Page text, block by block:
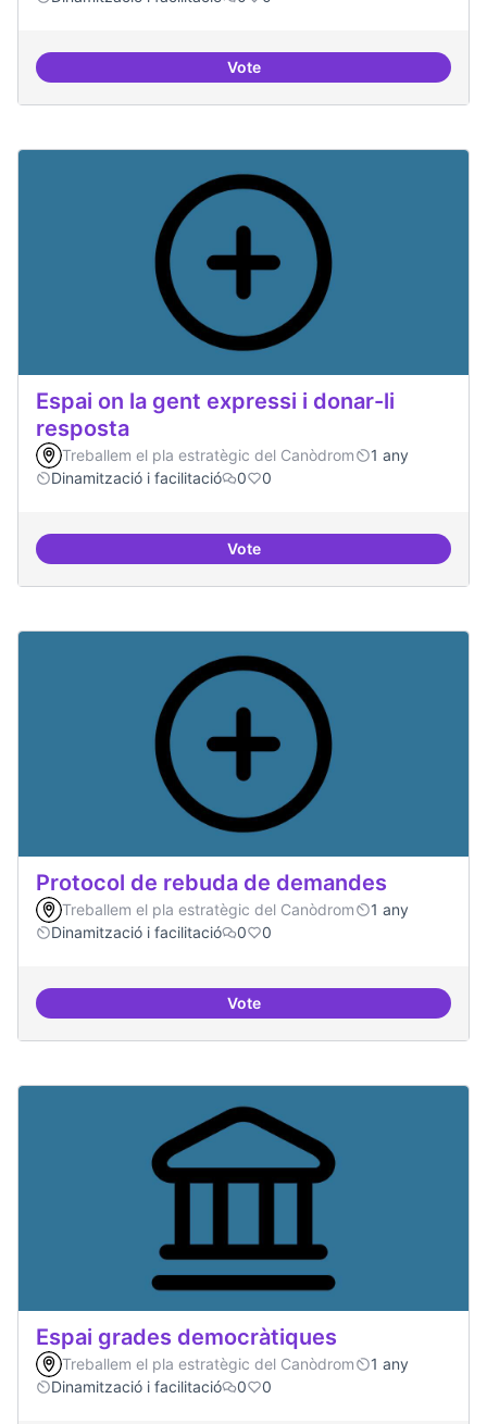
VoteTrobades democràtiques
Espai on la gent expressi i donar-li
resposta
Treballem el pla estratègic del Canòdrom
1 any
Dinamització i facilitació
0 0
VoteEspai on la gent expressi i
Protocol de rebuda de demandes
Treballem el pla estratègic del Canòdrom
1 any
Dinamització i facilitació
0 0
VoteProtocol de rebuda de demandes
Espai grades democràtiques
Treballem el pla estratègic del Canòdrom
1 any
Dinamització i facilitació
0 0